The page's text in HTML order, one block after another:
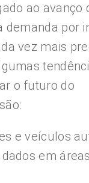
ao avanço
demanda por
vez mais
o futuro do
e veículos
em